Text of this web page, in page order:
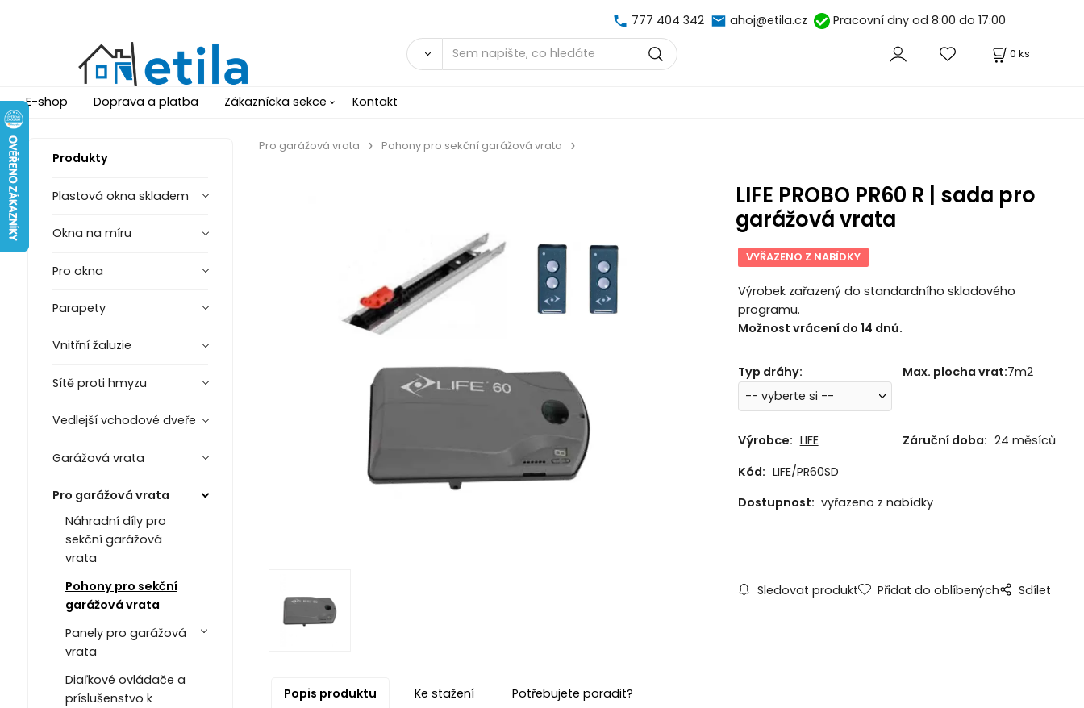
777 404 342 ahoj@etila.cz Pracovní dny od 8:00 do 17:00
0 ks
E-shop Doprava a platba Zákaznícka sekce Kontakt
Produkty
Plastová okna skladem
Okna na míru
Pro okna
Parapety
Vnitřní žaluzie
Sítě proti hmyzu
Vedlejší vchodové dveře
Garážová vrata
Pro garážová vrata
Náhradní díly pro
sekční garážová
vrata
Pohony pro sekční
garážová vrata
Panely pro garážová
vrata
Diaľkové ovládače a
príslušenstvo k
Pro garážová vrata Pohony pro sekční garážová vrata
LIFE PROBO PR60 R | sada pro
garážová vrata
VYŘAZENO Z NABÍDKY
Výrobek zařazený do standardního skladového
programu.
Možnost vrácení do 14 dnů.
Typ dráhy: Max. plocha vrat:7m2
Výrobce: LIFE Záruční doba: 24 měsíců
Kód: LIFE/PR60SD
Dostupnost: vyřazeno z nabídky
Sledovat produkt Přidat do oblíbených Sdílet
Popis produktu Ke stažení Potřebujete poradit?